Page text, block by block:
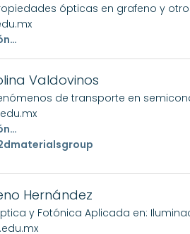
ópticas en grafeno y
Valdovinos
de transporte en
Hernández
y Fotónica Aplicada en: